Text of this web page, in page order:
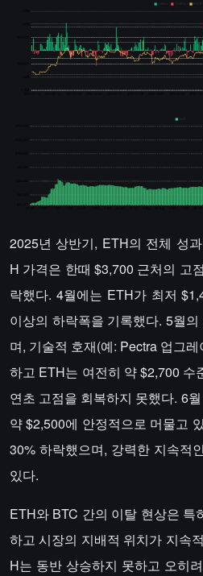
2025년 상반기, ETH의 전체 성
H 가격은 한때 $3,700 근처의 고
락했다. 4월에는 ETH가 최저
이상의 하락폭을 기록했다. 5월
며, 기술적 호재(예: Pectra 업그
하고 ETH는 여전히 약 $2,700 수
연초 고점을 회복하지 못했다. 6
약 $2,500에 안정적으로 머물고
30% 하락했으며, 강력한 지속적
있다.
ETH와 BTC 간의 이탈 현상은 특
하고 시장의 지배적 위치가 지속
H는 동반 상승하지 못하고 오히